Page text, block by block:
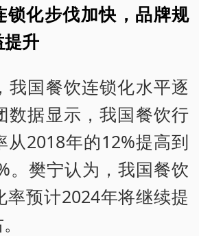
锁化步伐加快，品牌规
升
国餐饮连锁化水平逐
数据显示，我国餐饮行
从2018年的12%提高到
。樊宁认为，我国餐饮
率预计2024年将继续提